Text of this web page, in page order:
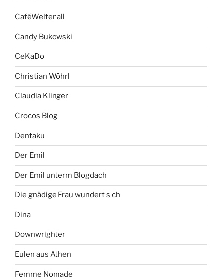
CaféWeltenall
Candy Bukowski
CeKaDo
Christian Wöhrl
Claudia Klinger
Crocos Blog
Dentaku
Der Emil
Der Emil unterm Blogdach
Die gnädige Frau wundert sich
Dina
Downwrighter
Eulen aus Athen
Femme Nomade